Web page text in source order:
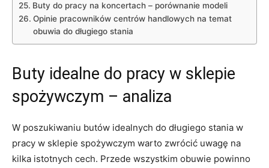
Buty do pracy na koncertach – porównanie modeli
Opinie pracowników centrów handlowych⁢ na temat
obuwia do długiego stania
Buty idealne do pracy w sklepie
‍spożywczym – analiza
W poszukiwaniu butów⁢ idealnych do długiego stania w
pracy w sklepie spożywczym warto zwrócić uwagę⁣ na
kilka istotnych cech.⁣ Przede wszystkim obuwie powinno